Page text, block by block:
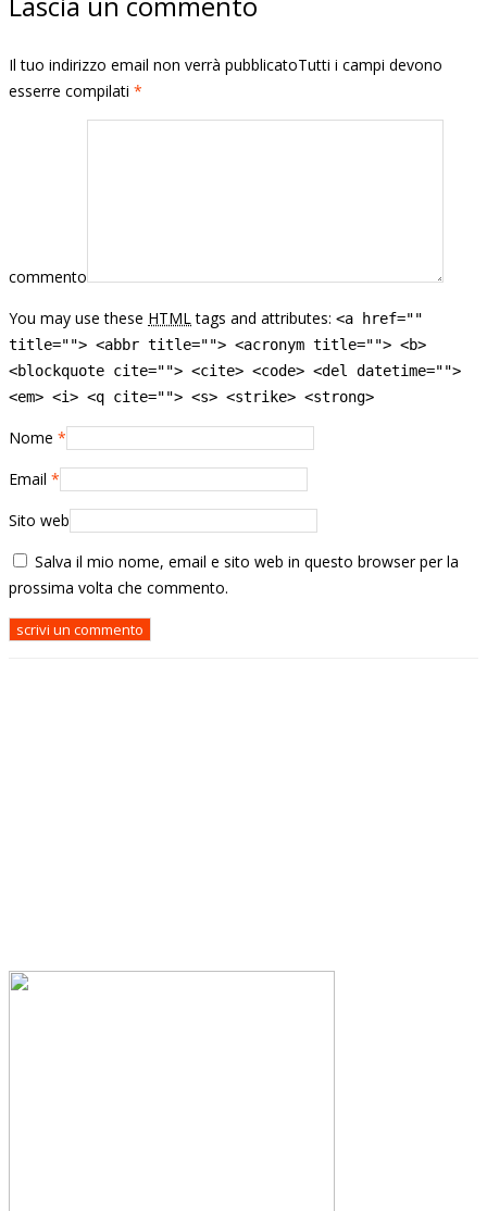
Il tuo indirizzo email non verrà pubblicatoTutti i campi devono
esserre compilati *
commento
You may use these HTML tags and attributes: <a href=""
title=""> <abbr title=""> <acronym title=""> <b>
<blockquote cite=""> <cite> <code> <del datetime="">
<em> <i> <q cite=""> <s> <strike> <strong>
Nome *
Email *
Sito web
Salva il mio nome, email e sito web in questo browser per la
prossima volta che commento.